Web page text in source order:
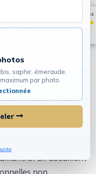
Avis clients
Très bien
5.0 / 5.0
à
. La boutique peut
au
01 84 16
transmis
ou pierres précieuses
uniquement à
un éventuel rendez-
Si un document
saphir, émeraude,
par photo.